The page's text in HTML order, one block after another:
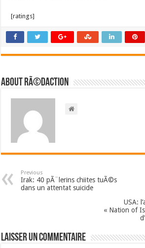
[ratings]
About RÃ©daction
Previous
Irak: 40 pÃ¨lerins chiites tuÃ©s
dans un attentat suicide
USA:
« Nation of
Laisser un commentaire